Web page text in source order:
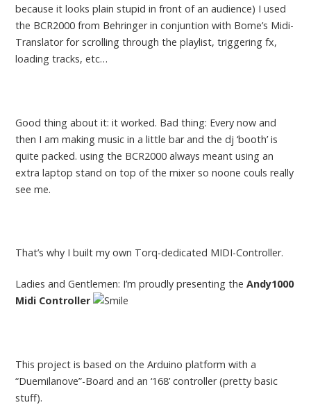
because it looks plain stupid in front of an audience) I used
the BCR2000 from Behringer in conjuntion with Bome’s Midi-
Translator for scrolling through the playlist, triggering fx,
loading tracks, etc…
Good thing about it: it worked. Bad thing: Every now and
then I am making music in a little bar and the dj ‘booth’ is
quite packed. using the BCR2000 always meant using an
extra laptop stand on top of the mixer so noone couls really
see me.
That’s why I built my own Torq-dedicated MIDI-Controller.
Ladies and Gentlemen: I’m proudly presenting the Andy1000
Midi Controller
This project is based on the Arduino platform with a
“Duemilanove”-Board and an ‘168’ controller (pretty basic
stuff).